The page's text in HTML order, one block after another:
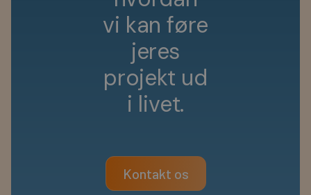
vi kan føre
jeres
projekt ud
i livet.
Kontakt os